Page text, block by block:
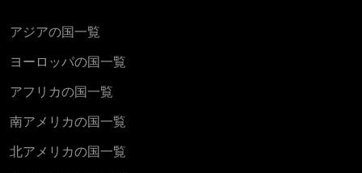
アジアの国一覧
ヨーロッパの国一覧
アフリカの国一覧
南アメリカの国一覧
北アメリカの国一覧